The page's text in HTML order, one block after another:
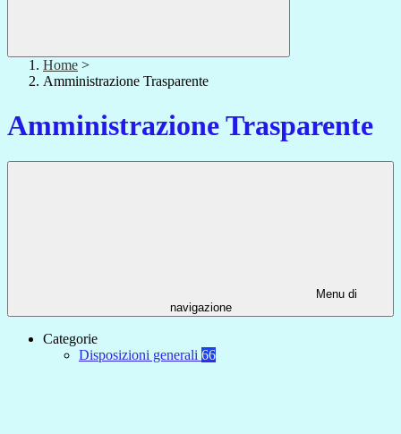
Home >
Amministrazione Trasparente
Amministrazione Trasparente
Menu di
navigazione
Categorie
Disposizioni generali 66